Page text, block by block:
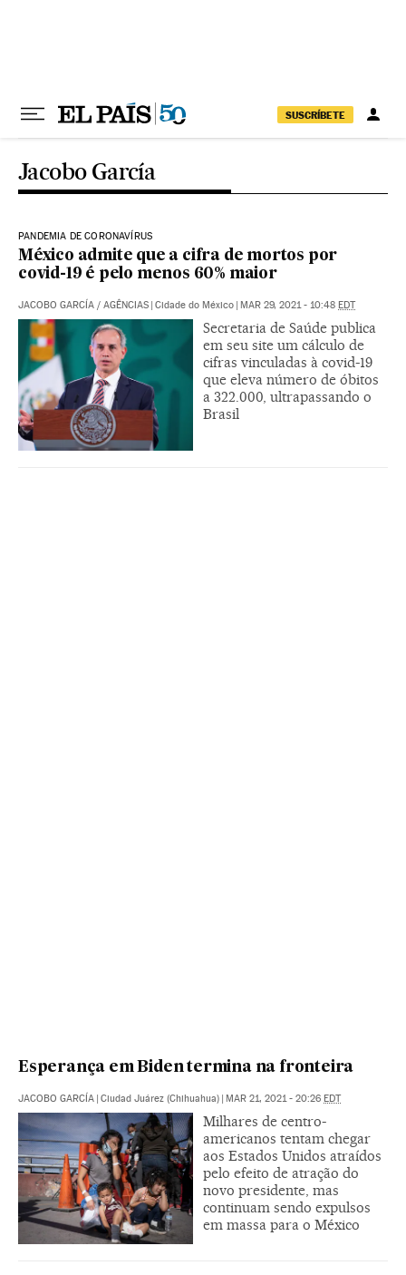
SUSCRÍBETE
Jacobo García
PANDEMIA DE CORONAVÍRUS
México admite que a cifra de mortos por
covid-19 é pelo menos 60% maior
JACOBO GARCÍA / AGÊNCIAS | Cidade do México | MAR 29, 2021 - 10:48 EDT
Secretaria de Saúde publica
em seu site um cálculo de
cifras vinculadas à covid-19
que eleva número de óbitos
a 322.000, ultrapassando o
Brasil
Esperança em Biden termina na fronteira
JACOBO GARCÍA | Ciudad Juárez (Chihuahua) | MAR 21, 2021 - 20:26 EDT
Milhares de centro-
americanos tentam chegar
aos Estados Unidos atraídos
pelo efeito de atração do
novo presidente, mas
continuam sendo expulsos
em massa para o México